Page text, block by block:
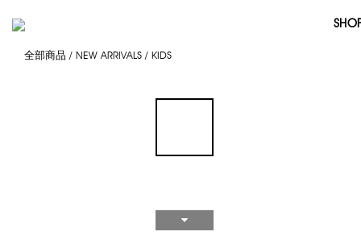
全部商品 / NEW ARRIVALS / KIDS